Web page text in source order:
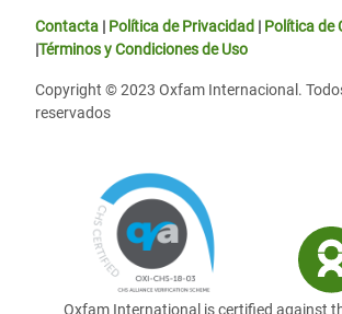
Contacta | Política de Privacidad | Política de
|Términos y Condiciones de Uso
Copyright © 2023 Oxfam Internacional.
reservados
Oxfam International is certified against